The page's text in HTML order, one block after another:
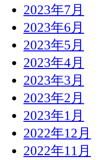
2023年7月
2023年6月
2023年5月
2023年4月
2023年3月
2023年2月
2023年1月
2022年12月
2022年11月